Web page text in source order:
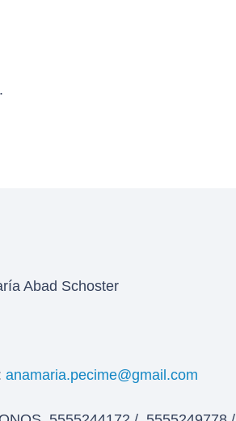
Abad Schoster
anamaria.pecime@gmail.com